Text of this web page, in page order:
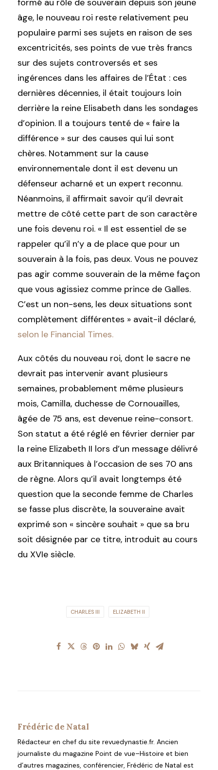
formé au rôle de souverain depuis son jeune
âge, le nouveau roi reste relativement peu
populaire parmi ses sujets en raison de ses
excentricités, ses points de vue très francs
sur des sujets controversés et ses
ingérences dans les affaires de l’État : ces
dernières décennies, il était toujours loin
derrière la reine Elisabeth dans les sondages
d’opinion. Il a toujours tenté de « faire la
différence » sur des causes qui lui sont
chères. Notamment sur la cause
environnementale dont il est devenu un
défenseur acharné et un expert reconnu.
Néanmoins, il affirmait savoir qu’il devrait
mettre de côté cette part de son caractère
une fois devenu roi. « Il est essentiel de se
rappeler qu’il n’y a de place que pour un
souverain à la fois, pas deux. Vous ne pouvez
pas agir comme souverain de la même façon
que vous agissiez comme prince de Galles.
C’est un non-sens, les deux situations sont
complètement différentes » avait-il déclaré,
selon le Financial Times.
Aux côtés du nouveau roi, dont le sacre ne
devrait pas intervenir avant plusieurs
semaines, probablement même plusieurs
mois, Camilla, duchesse de Cornouailles,
âgée de 75 ans, est devenue reine-consort.
Son statut a été réglé en février dernier par
la reine Elizabeth II lors d’un message délivré
aux Britanniques à l’occasion de ses 70 ans
de règne. Alors qu’il avait longtemps été
question que la seconde femme de Charles
se fasse plus discrète, la souveraine avait
exprimé son « sincère souhait » que sa bru
soit désignée par ce titre, introduit au cours
du XVIe siècle.
CHARLES III ELIZABETH II
Frédéric de Natal
Rédacteur en chef du site revuedynastie.fr. Ancien
journaliste du magazine Point de vue–Histoire et bien
d’autres magazines, conférencier, Frédéric de Natal est